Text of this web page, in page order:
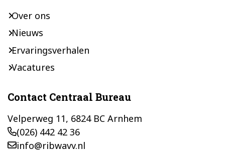
Over ons
Nieuws
Ervaringsverhalen
Vacatures
Contact Centraal Bureau
Velperweg 11, 6824 BC Arnhem
(026) 442 42 36
info@ribwavv.nl